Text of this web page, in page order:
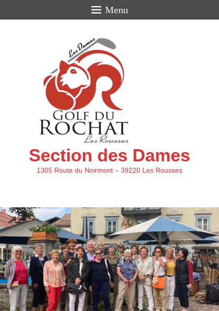
Menu
Section des Dames
1305 Route du Noirmont – 39220 Les Rousses